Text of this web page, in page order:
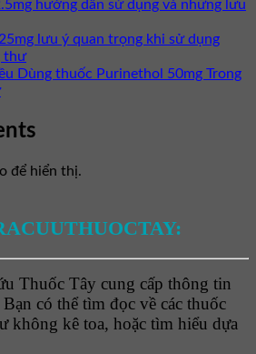
hướng dẫn sử dụng và những lưu
lưu ý quan trọng khi sử dụng
thư
Dùng thuốc Purinethol 50mg Trong
để hiển thị.
Thuốc Tây cung cấp thông tin
có thể tìm đọc về các thuốc
không kê toa, hoặc tìm hiểu dựa